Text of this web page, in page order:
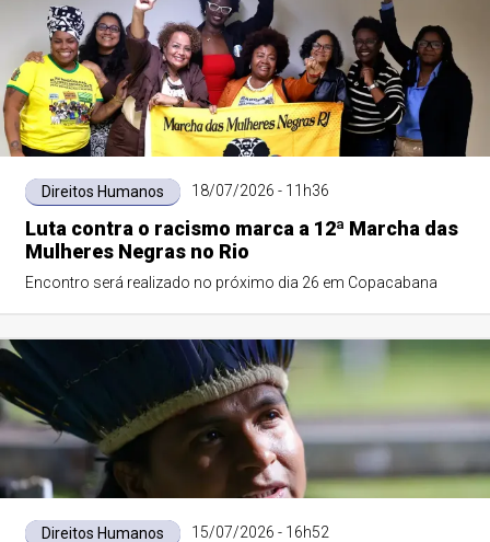
Direitos Humanos 18/07/2026 - 11h36
Luta contra o racismo marca a 12ª Marcha das
Mulheres Negras no Rio
Encontro será realizado no próximo dia 26 em Copacabana
Direitos Humanos 15/07/2026 - 16h52